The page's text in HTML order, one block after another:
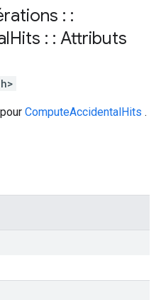
: :
Hits : : Attributs
ComputeAccidentalHits .